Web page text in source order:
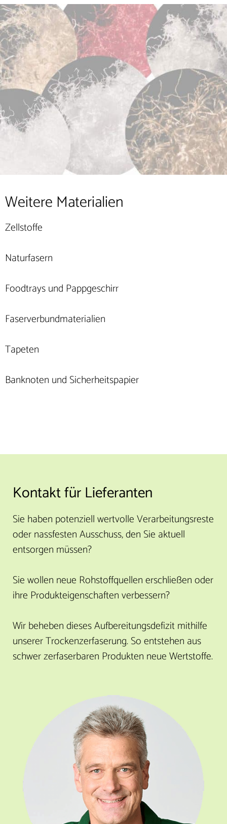
Weitere Materialien
Zellstoffe
Naturfasern
Foodtrays und Pappgeschirr
Faserverbundmaterialien
Tapeten
Banknoten und Sicherheitspapier
Kontakt für Lieferanten
Sie haben potenziell wertvolle Verarbeitungsreste
oder nassfesten Ausschuss, den Sie aktuell
entsorgen müssen?
Sie wollen neue Rohstoffquellen erschließen oder
ihre Produkteigenschaften verbessern?
Wir beheben dieses Aufbereitungsdefizit mithilfe
unserer Trockenzerfaserung. So entstehen aus
schwer zerfaserbaren Produkten neue Wertstoffe.